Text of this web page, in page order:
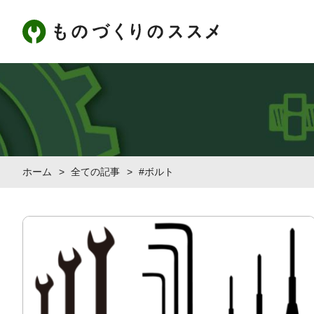
ホーム > 全ての記事 > #ボルト